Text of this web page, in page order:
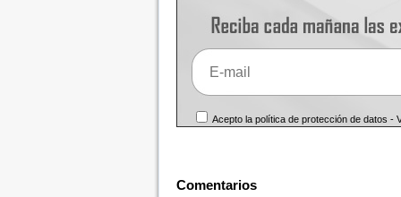
Acepto la política de protección de datos -
Comentarios